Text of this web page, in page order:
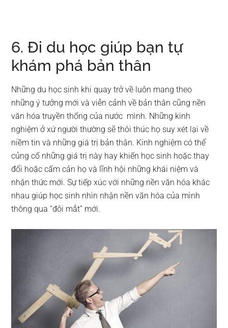
6. Đi du học giúp bạn tự
khám phá bản thân
Những du học sinh khi quay trở về luôn mang theo
những ý tưởng mới và viễn cảnh về bản thân cũng nền
văn hóa truyền thống của nước mình. Những kinh
nghiệm ở xứ người thường sẽ thôi thúc họ suy xét lại về
niềm tin và những giá trị bản thân. Kinh nghiệm có thể
củng cố những giá trị này hay khiến học sinh hoặc thay
đổi hoặc cấm cản họ và lĩnh hội những khái niệm và
nhận thức mới. Sự tiếp xúc với những nền văn hóa khác
nhau giúp học sinh nhìn nhận nền văn hóa của mình
thông qua “đôi mắt” mới.